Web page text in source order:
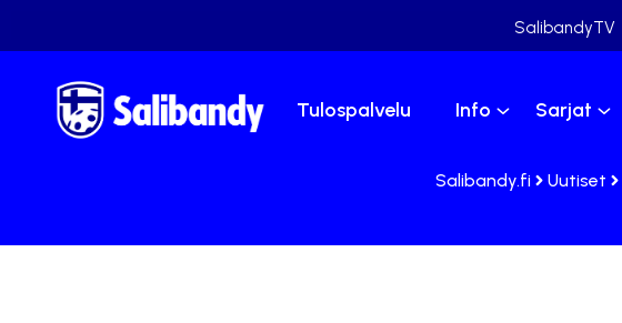
SalibandyTV
Tulospalvelu Info Sarjat
Salibandy.fi Uutiset